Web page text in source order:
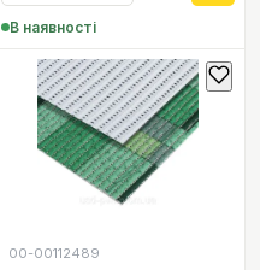
В наявності
00-00112489